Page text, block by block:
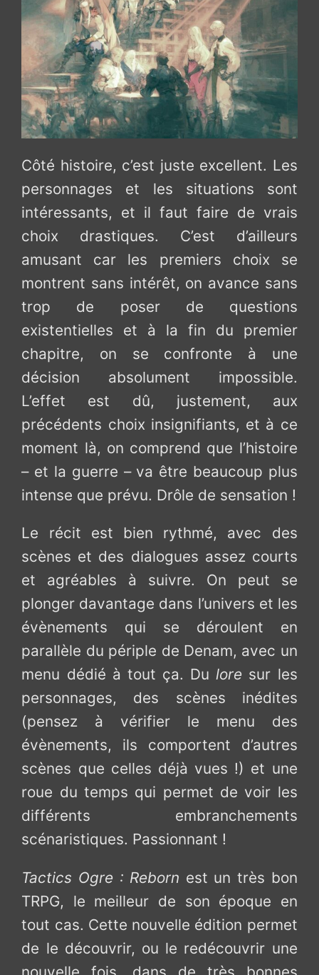
Côté histoire, c’est juste excellent. Les
personnages et les situations sont
intéressants, et il faut faire de vrais
choix drastiques. C’est d’ailleurs
amusant car les premiers choix se
montrent sans intérêt, on avance sans
trop de poser de questions
existentielles et à la fin du premier
chapitre, on se confronte à une
décision absolument impossible.
L’effet est dû, justement, aux
précédents choix insignifiants, et à ce
moment là, on comprend que l’histoire
– et la guerre – va être beaucoup plus
intense que prévu. Drôle de sensation !
Le récit est bien rythmé, avec des
scènes et des dialogues assez courts
et agréables à suivre. On peut se
plonger davantage dans l’univers et les
évènements qui se déroulent en
parallèle du périple de Denam, avec un
menu dédié à tout ça. Dulore sur les
personnages, des scènes inédites
(pensez à vérifier le menu des
évènements, ils comportent d’autres
scènes que celles déjà vues !) et une
roue du temps qui permet de voir les
différents embranchements
scénaristiques. Passionnant !
Tactics Ogre : Reborn est un très bon
TRPG, le meilleur de son époque en
tout cas. Cette nouvelle édition permet
de le découvrir, ou le redécouvrir une